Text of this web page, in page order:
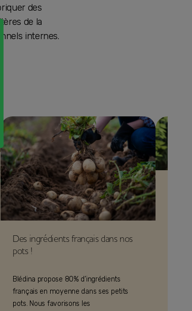
des
de la
internes.
Des ingrédients français dans nos
pots !
Blédina propose 80% d’ingrédients
français en moyenne dans ses petits
pots. Nous favorisons les